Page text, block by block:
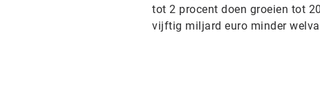
tot 2 procent doen groeien tot
vijftig miljard euro minder